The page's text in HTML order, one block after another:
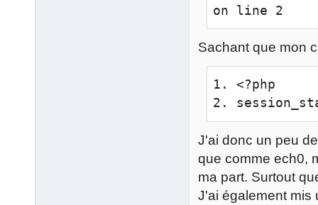
on line 2
Sachant que mon
1. <?php
2.
J'ai donc un peu
que comme ech0,
ma part. Surtout
J'ai également mis